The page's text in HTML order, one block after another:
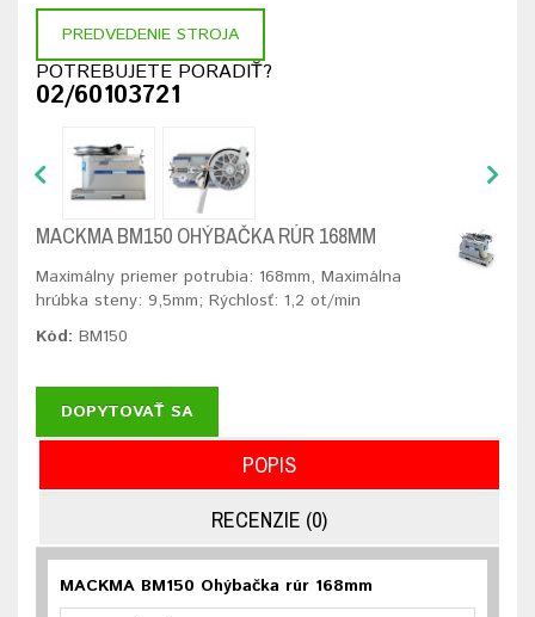
PREDVEDENIE STROJA
POTREBUJETE PORADIŤ?
02/60103721
MACKMA BM150 OHÝBAČKA RÚR 168MM
Maximálny priemer potrubia: 168mm, Maximálna
hrúbka steny: 9,5mm; Rýchlosť: 1,2 ot/min
Kód: BM150
DOPYTOVAŤ SA
POPIS
RECENZIE (0)
MACKMA BM150 Ohýbačka rúr 168mm